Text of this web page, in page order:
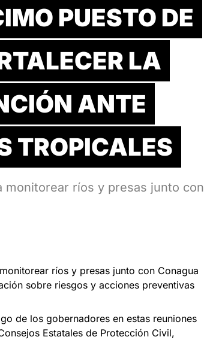
PUESTO DE
LA
ANTE
TROPICALES
monitorear ríos y presas junto con
ríos y presas junto con Conagua
sobre riesgos y acciones preventivas
de los gobernadores en estas reuniones
Estatales de Protección Civil,